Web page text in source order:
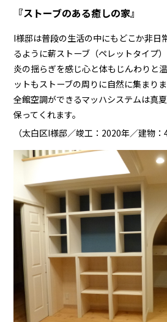
『ストーブのある癒しの家』
I様邸は普段の生活の中にもどこか非日
るように薪ストーブ（ペレットタイプ
炎の揺らぎを感じ心と体もじんわりと
ットもストーブの周りに自然に集まり
全館空調ができるマッハシステムは真
保ってくれます。
（太白区I様邸／竣工：2020年／建物：